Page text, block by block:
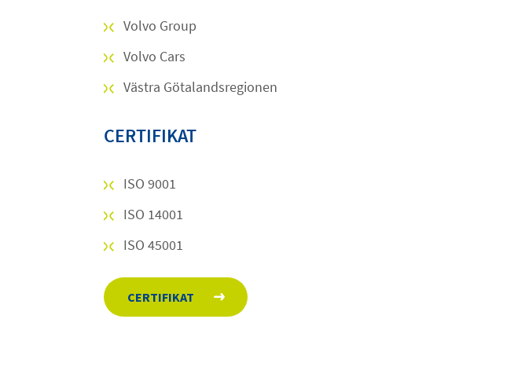
Volvo Group
Volvo Cars
Västra Götalandsregionen
CERTIFIKAT
ISO 9001
ISO 14001
ISO 45001
CERTIFIKAT